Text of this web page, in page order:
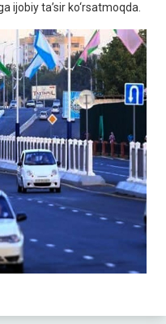
ijobiy ta’sir ko‘rsatmoqda.